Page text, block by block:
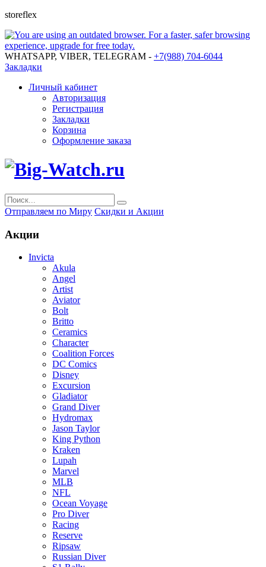
storeflex
WHATSAPP, VIBER, TELEGRAM - +7(988) 704-6044
Закладки
Личный кабинет
Авторизация
Регистрация
Закладки
Корзина
Оформление заказа
Отправляем по Миру Скидки и Акции
Акции
Invicta
Akula
Angel
Artist
Aviator
Bolt
Britto
Ceramics
Character
Coalition Forces
DC Comics
Disney
Excursion
Gladiator
Grand Diver
Hydromax
Jason Taylor
King Python
Kraken
Lupah
Marvel
MLB
NFL
Ocean Voyage
Pro Diver
Racing
Reserve
Ripsaw
Russian Diver